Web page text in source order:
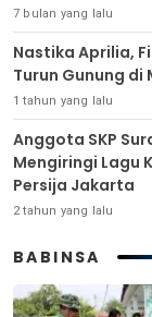
7 bulan yang lalu
Nastika Aprilia,
Turun Gunung di
1 tahun yang lalu
Anggota SKP
Mengiringi Lagu
Persija Jakarta
2 tahun yang lalu
BABINSA